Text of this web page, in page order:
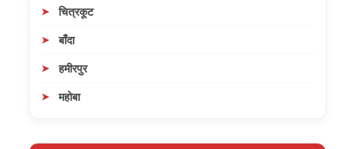
चित्रकूट
बाँदा
हमीरपुर
महोबा